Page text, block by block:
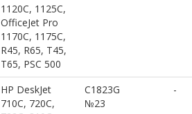
1120C, 1125C,
OfficeJet Pro
1170C, 1175C,
R45, R65, T45,
T65, PSC 500
HP DeskJet
710C, 720C,
C1823G
№23
-